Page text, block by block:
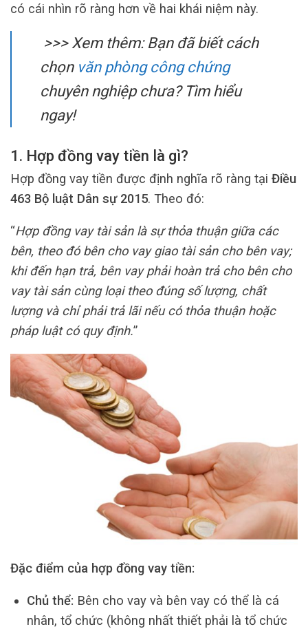
có cái nhìn rõ ràng hơn về hai khái niệm này.
>>> Xem thêm: Bạn đã biết cách
chọnvăn phòng công chứng
chuyên nghiệp chưa? Tìm hiểu
ngay!
1. Hợp đồng vay tiền là gì?
Hợp đồng vay tiền được định nghĩa rõ ràng tại Điều
463 Bộ luật Dân sự 2015. Theo đó:
“Hợp đồng vay tài sản là sự thỏa thuận giữa các
bên, theo đó bên cho vay giao tài sản cho bên vay;
khi đến hạn trả, bên vay phải hoàn trả cho bên cho
vay tài sản cùng loại theo đúng số lượng, chất
lượng và chỉ phải trả lãi nếu có thỏa thuận hoặc
pháp luật có quy định.”
Đặc điểm của hợp đồng vay tiền:
Chủ thể: Bên cho vay và bên vay có thể là cá
nhân, tổ chức (không nhất thiết phải là tổ chức